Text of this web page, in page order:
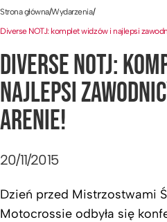
Strona główna/Wydarzenia/
Diverse NOTJ: komplet widzów i najlepsi
DIVERSE NOTJ:
NAJLEPSI
ARENIE!
20/11/2015
Dzień przed Mistrzostwami
Motocrossie odbyła się